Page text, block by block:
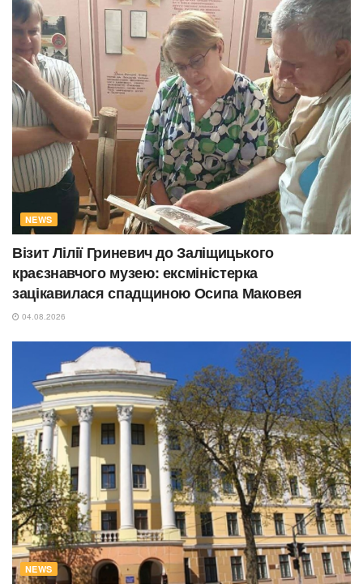
NEWS
Візит Лілії Гриневич до Заліщицького
краєзнавчого музею: ексміністерка
зацікавилася спадщиною Осипа Маковея
04.08.2026
NEWS